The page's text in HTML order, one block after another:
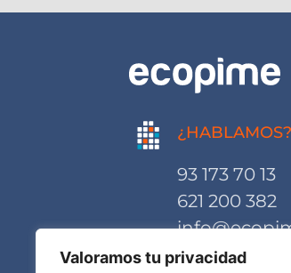
Valoramos tu privacidad
¿HABLAMOS?
93 173 70 13
621 200 382